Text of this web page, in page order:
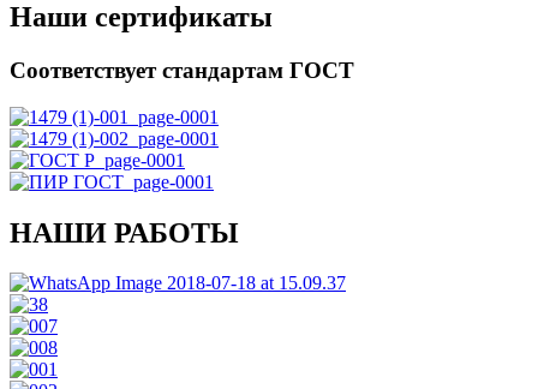
Наши сертификаты
Соответствует стандартам ГОСТ
НАШИ РАБОТЫ